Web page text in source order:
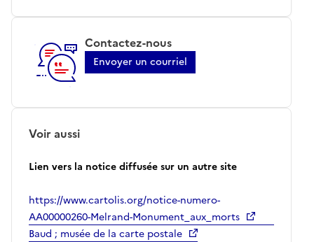
Contactez-nous
Envoyer un courriel
Voir aussi
Lien vers la notice diffusée sur un autre site
https://www.cartolis.org/notice-numero-
AA00000260-Melrand-Monument_aux_morts
Baud ; musée de la carte postale